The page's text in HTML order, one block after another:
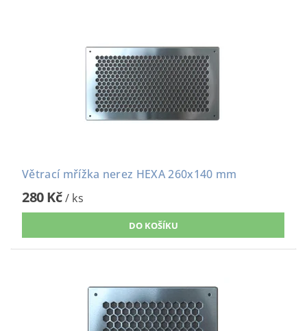
Větrací mřížka nerez HEXA 260x140 mm
280 Kč/ ks